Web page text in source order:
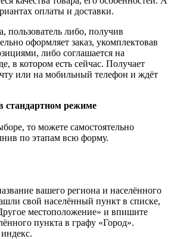
оплаты и доставки.
пользователь либо, получив
оформляет заказ, укомплектовав
либо соглашается на
в котором есть сейчас. Получает
или на мобильный телефон и ждёт
стандартном режиме
то можете самостоятельно
по этапам всю форму.
вашего региона и населённого
свой населённый пункт в списке,
местоположение» и впишите
пункта в графу «Город».